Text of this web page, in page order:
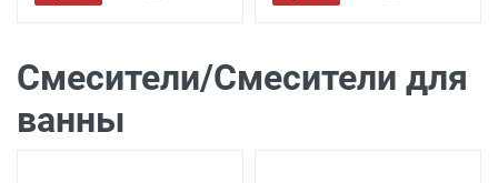
Смесители/Смесители для
ванны